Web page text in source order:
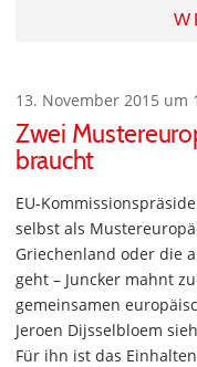
13. November 2015 um
Zwei
braucht
EU-
selbst als
Griechenland oder die
geht – Juncker mahnt
gemeinsamen
Jeroen Dijsselbloem
Für ihn ist das